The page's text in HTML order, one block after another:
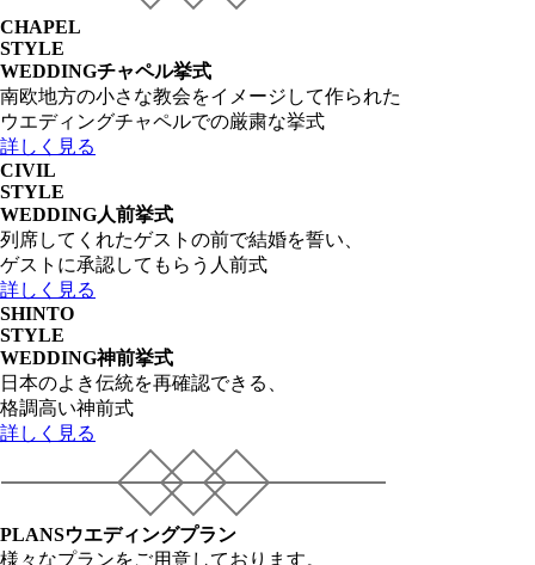
CHAPEL
STYLE
WEDDINGチャペル挙式
南欧地方の小さな教会をイメージして作られた
ウエディングチャペルでの厳粛な挙式
詳しく見る
CIVIL
STYLE
WEDDING人前挙式
列席してくれたゲストの前で結婚を誓い、
ゲストに承認してもらう人前式
詳しく見る
SHINTO
STYLE
WEDDING神前挙式
日本のよき伝統を再確認できる、
格調高い神前式
詳しく見る
PLANSウエディングプラン
様々なプランをご用意しております。